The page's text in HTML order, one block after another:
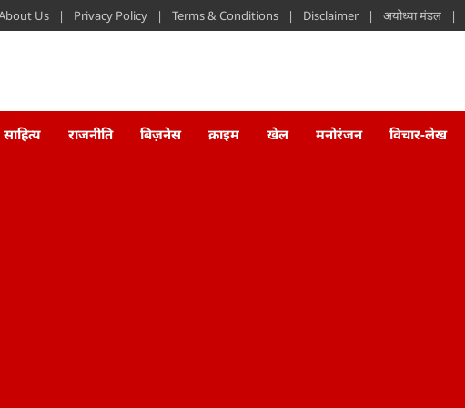
Us Privacy Policy Terms & Conditions Disclaimer अयोध्या मंडल
साहित्य राजनीति बिज़नेस क्राइम खेल मनोरंजन विचार-लेख